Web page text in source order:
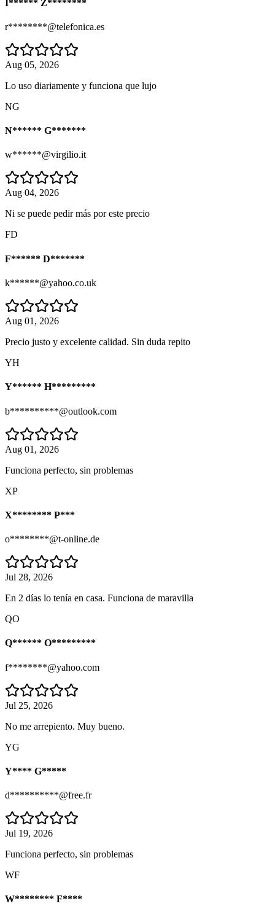
I****** Z********
r********@telefonica.es
Aug 05, 2026
Lo uso diariamente y funciona que lujo
NG
N****** G*******
w******@virgilio.it
Aug 04, 2026
Ni se puede pedir más por este precio
FD
F****** D*******
k******@yahoo.co.uk
Aug 01, 2026
Precio justo y excelente calidad. Sin duda repito
YH
Y****** H*********
b**********@outlook.com
Aug 01, 2026
Funciona perfecto, sin problemas
XP
X******** P***
o********@t-online.de
Jul 28, 2026
En 2 días lo tenía en casa. Funciona de maravilla
QO
Q****** O*********
f********@yahoo.com
Jul 25, 2026
No me arrepiento. Muy bueno.
YG
Y**** G*****
d**********@free.fr
Jul 19, 2026
Funciona perfecto, sin problemas
WF
W******** F****